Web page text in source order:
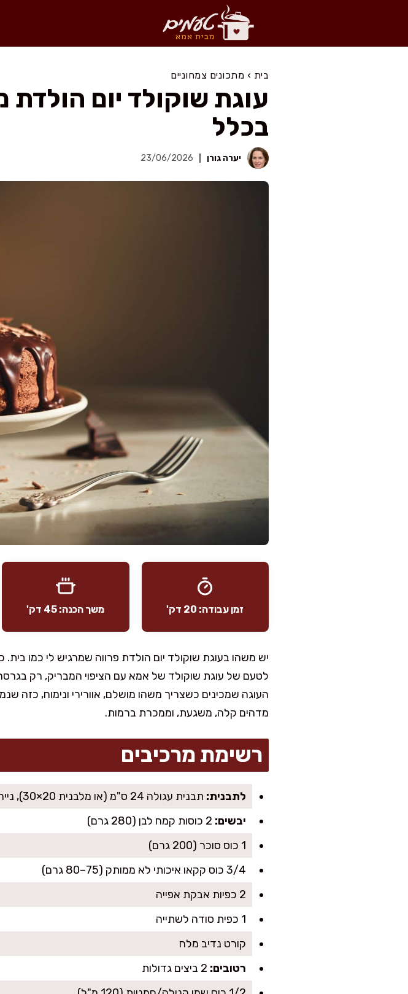
בית › מתכונים צמחוניים
בכלל
יערה גורן 23/06/2026
זמן עבודה: 20 דק' משך הכנה: 45 דק'
יש משהו בעוגת שוקולד יום הולדת פרווה שמרגיש לי כמו
לטעם של עוגת שוקולד של אמא עם הציפוי המבריק, רק
העוגה שמכינים כשצריך משהו מושלם, אוורירי ונימוח,
מדהים קלה, משגעת, וממכרת ברמות.
רשימת מרכיבים
לתבנית: תבנית עגולה 24 ס"מ (או מלבנית 20×30), נייר אפייה/שמן לשימון
יבשים:
1 כוס סוכר (200 גרם)
3/4 כוס קקאו איכותי לא ממותק (75–80 גרם)
2 כפיות אבקת אפייה
1 כפית סודה לשתייה
קורט נדיב מלח
רטובים: